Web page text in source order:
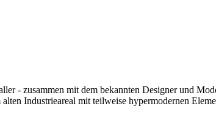
- zusammen mit dem bekannten Designer und
Industrieareal mit teilweise hypermodernen